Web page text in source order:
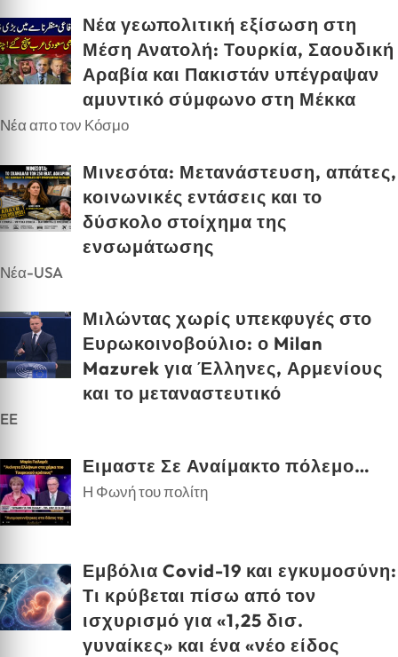
Νέα γεωπολιτική εξίσωση στη
Μέση Ανατολή: Τουρκία, Σαουδική
Αραβία και Πακιστάν υπέγραψαν
αμυντικό σύμφωνο στη Μέκκα
Νέα απο τον Κόσμο
Μινεσότα: Μετανάστευση, απάτες,
κοινωνικές εντάσεις και το
δύσκολο στοίχημα της
ενσωμάτωσης
Νέα-USA
Μιλώντας χωρίς υπεκφυγές στο
Ευρωκοινοβούλιο: ο Milan
Mazurek για Έλληνες, Αρμενίους
και το μεταναστευτικό
EE
Ειμαστε Σε Αναίμακτο πόλεμο…
Η Φωνή του πολίτη
Εμβόλια Covid-19 και εγκυμοσύνη:
Τι κρύβεται πίσω από τον
ισχυρισμό για «1,25 δισ.
γυναίκες» και ένα «νέο είδος